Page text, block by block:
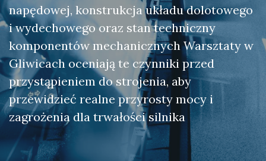
napędowej, konstrukcja układu dolotowego
i wydechowego oraz stan techniczny
komponentów mechanicznych Warsztaty w
Gliwicach oceniają te czynniki przed
przystąpieniem do strojenia, aby
przewidzieć realne przyrosty mocy i
zagrożenia dla trwałości silnika